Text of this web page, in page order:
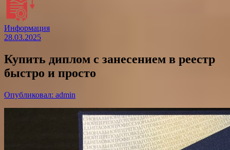
Информация
28.03.2025
Купить диплом с занесением в реестр
быстро и просто
Опубликовал: admin